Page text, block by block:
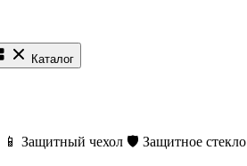
Каталог
📱 Защитный чехол 🛡️ Защитное стекло